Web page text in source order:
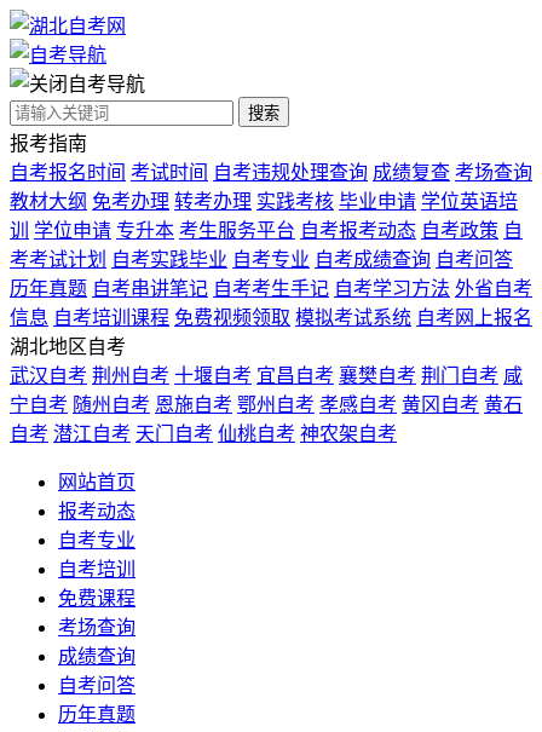
自考导航
搜索
报考指南
自考报名时间 考试时间 自考违规处理查询 成绩复查 考场查询
教材大纲 免考办理 转考办理 实践考核 毕业申请 学位英语培
训
学位申请 专升本 考生服务平台 自考报考动态 自考政策 自
考考试计划 自考实践毕业 自考专业 自考成绩查询 自考问答
历年真题 自考串讲笔记 自考考生手记 自考学习方法 外省自考
信息 自考培训课程 免费视频领取 模拟考试系统 自考网上报名
湖北地区自考
武汉自考 荆州自考 十堰自考 宜昌自考 襄樊自考 荆门自考 咸
宁自考 随州自考 恩施自考 鄂州自考 孝感自考 黄冈自考 黄石
自考 潜江自考 天门自考 仙桃自考 神农架自考
网站首页
报考动态
自考专业
自考培训
免费课程
考场查询
成绩查询
自考问答
历年真题